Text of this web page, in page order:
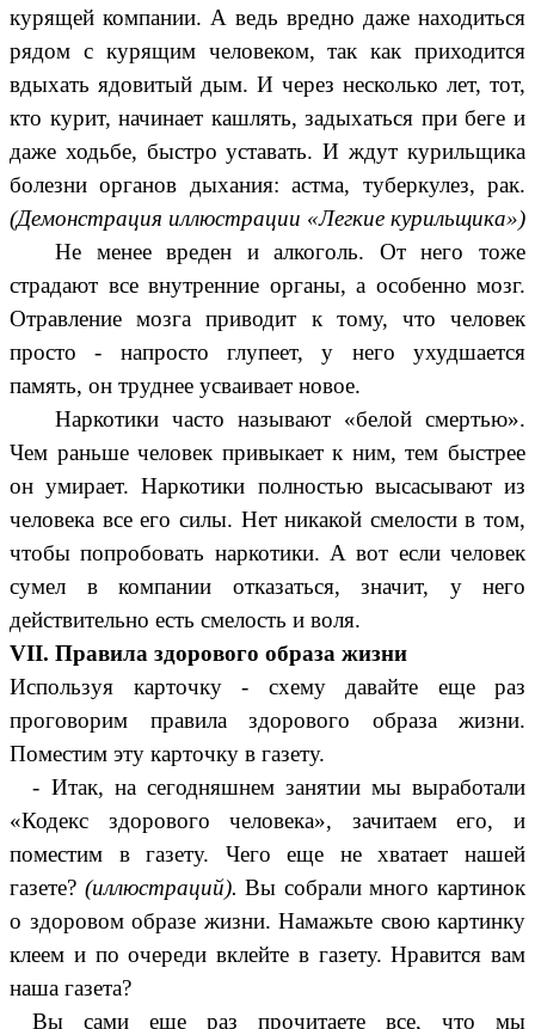
курящей компании. А ведь вредно даже находиться
рядом с курящим человеком, так как приходится
вдыхать ядовитый дым. И через несколько лет, тот,
кто курит, начинает кашлять, задыхаться при беге и
даже ходьбе, быстро уставать. И ждут курильщика
болезни органов дыхания: астма, туберкулез, рак.
(Демонстрация иллюстрации «Легкие курильщика»)
Не менее вреден и алкоголь. От него тоже
страдают все внутренние органы, а особенно мозг.
Отравление мозга приводит к тому, что человек
просто - напросто глупеет, у него ухудшается
память, он труднее усваивает новое.
Наркотики часто называют «белой смертью».
Чем раньше человек привыкает к ним, тем быстрее
он умирает. Наркотики полностью высасывают из
человека все его силы. Нет никакой смелости в том,
чтобы попробовать наркотики. А вот если человек
сумел в компании отказаться, значит, у него
действительно есть смелость и воля.
VII. Правила здорового образа жизни
Используя карточку - схему давайте еще раз
проговорим правила здорового образа жизни.
Поместим эту карточку в газету.
- Итак, на сегодняшнем занятии мы выработали
«Кодекс здорового человека», зачитаем его, и
поместим в газету. Чего еще не хватает нашей
газете? (иллюстраций).Вы собрали много картинок
о здоровом образе жизни. Намажьте свою картинку
клеем и по очереди вклейте в газету. Нравится вам
наша газета?
Вы сами еще раз прочитаете все, что мы